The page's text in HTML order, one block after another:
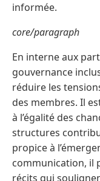
informée.
core/paragraph
En interne aux
gouvernance
réduire les
des membres. Il
à l’égalité des
structures
propice à
communication, il
récits qui